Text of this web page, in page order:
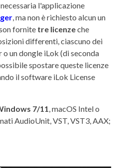
l'applicazione
, ma non è richiesto alcun un
fornite tre licenzeche
differenti, ciascuno dei
un dongle iLok (di seconda
spostare queste licenze
il software iLok License
7/11, macOS Intel o
AudioUnit, VST, VST3, AAX;